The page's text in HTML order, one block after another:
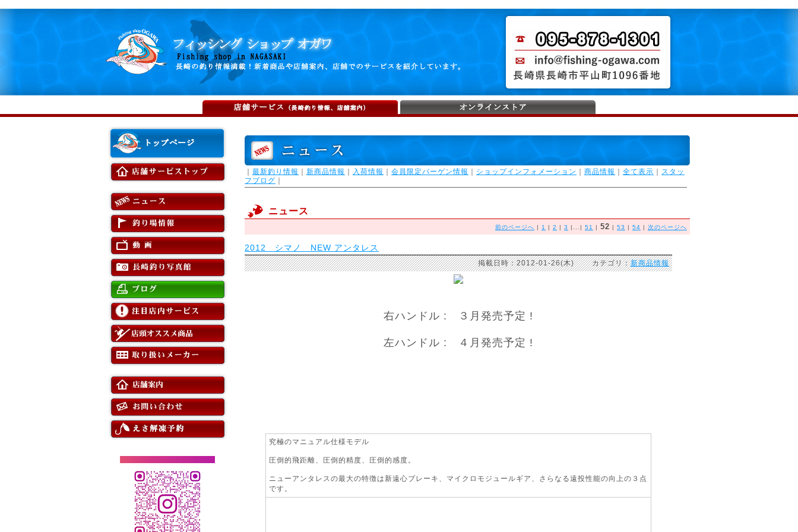
｜ 最新釣り情報 ｜ 新商品情報 ｜ 入荷情報 ｜ 会員限定バーゲン情報 ｜ ショップインフォメーション ｜ 商品情報 ｜ 全て表示 ｜
スタッ
フブログ ｜
ニュース
前のページへ | 1 | 2 | 3 |...| 51 | 52 | 53 | 54 | 次のページへ
2012 シマノ NEW アンタレス
掲載日時：2012-01-26(木) カテゴリ：新商品情報
右ハンドル : ３月発売予定 !
左ハンドル : ４月発売予定 !
究極のマニュアル仕様モデル
圧倒的飛距離、圧倒的精度、圧倒的感度。
ニューアンタレスの最大の特徴は新遠心ブレーキ、マイクロモジュールギア、さらなる遠投性能の向上の３点
です。